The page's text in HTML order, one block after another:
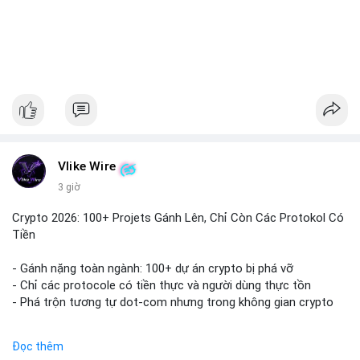
Vlike Wire
3 giờ
Crypto 2026: 100+ Projets Gánh Lên, Chỉ Còn Các Protokol Có
Tiền
- Gánh nặng toàn ngành: 100+ dự án crypto bị phá vỡ
- Chỉ các protocole có tiền thực và người dùng thực tồn
- Phá trộn tương tự dot-com nhưng trong không gian crypto
Đọc thêm